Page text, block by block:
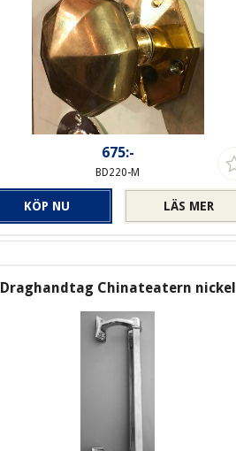
675:-
BD220-M
LÄS MER
KÖP NU
Draghandtag Chinateatern nickel